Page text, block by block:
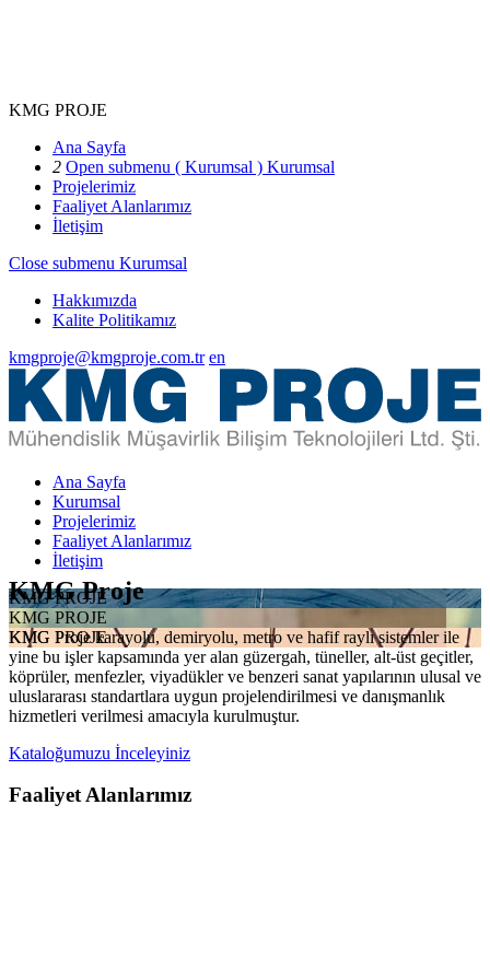
KMG PROJE
Ana Sayfa
2 Open submenu ( Kurumsal ) Kurumsal
Projelerimiz
Faaliyet Alanlarımız
İletişim
Close submenu Kurumsal
Hakkımızda
Kalite Politikamız
kmgproje@kmgproje.com.tr en
Ana Sayfa
Kurumsal
Projelerimiz
Faaliyet Alanlarımız
İletişim
KMG PROJE
KMG PROJE
KMG PROJE
KMG Proje
KMG Proje karayolu, demiryolu, metro ve hafif raylı sistemler ile
yine bu işler kapsamında yer alan güzergah, tüneller, alt-üst geçitler,
köprüler, menfezler, viyadükler ve benzeri sanat yapılarının ulusal ve
uluslararası standartlara uygun projelendirilmesi ve danışmanlık
hizmetleri verilmesi amacıyla kurulmuştur.
Kataloğumuzu İnceleyiniz
Faaliyet Alanlarımız